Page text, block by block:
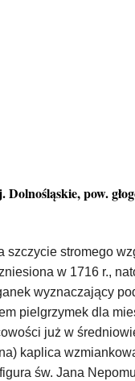
pow.
szczycie stromego
w 1716 r.,
wyznaczający
pielgrzymek dla
już w
kaplica
św. Jana